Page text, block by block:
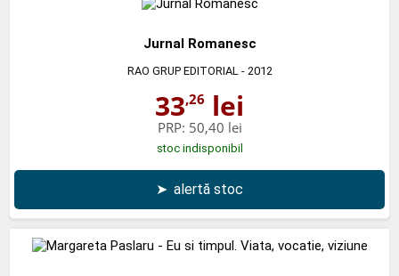
Jurnal Romanesc
RAO GRUP EDITORIAL - 2012
33,26 lei
PRP: 50,40 lei
stoc indisponibil
➤ alertă stoc